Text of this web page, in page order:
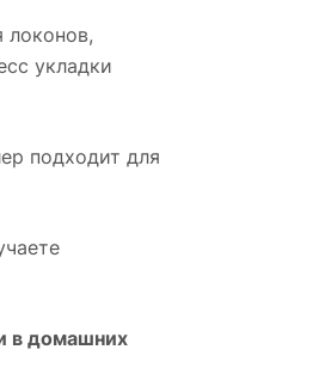
локонов,
укладки
подходит для
в домашних